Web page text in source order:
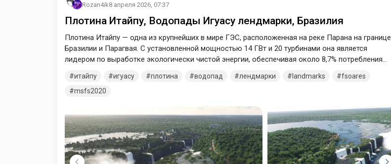
Rozan4ik8 апреля 2026, 07:37
Плотина Итайпу, Водопады Игуасу лендмарки, Бразилия
Плотина Итайпу — одна из крупнейших в мире ГЭС, расположенная на реке Парана на границе
Бразилии и Парагвая. С установленной мощностью 14 ГВт и 20 турбинами она является
лидером по выработке экологически чистой энергии, обеспечивая около 8,7% потребления
длиной 7,9 км считается чудом инженерной мысли. Водопады Игуасу — крупнейшая в мире
система водопадов, насчитывающая более 275 каскадов и простирающаяся на
итайпу игуасу плотина водопад лендмарки landmarks
fsoares
msfs2020